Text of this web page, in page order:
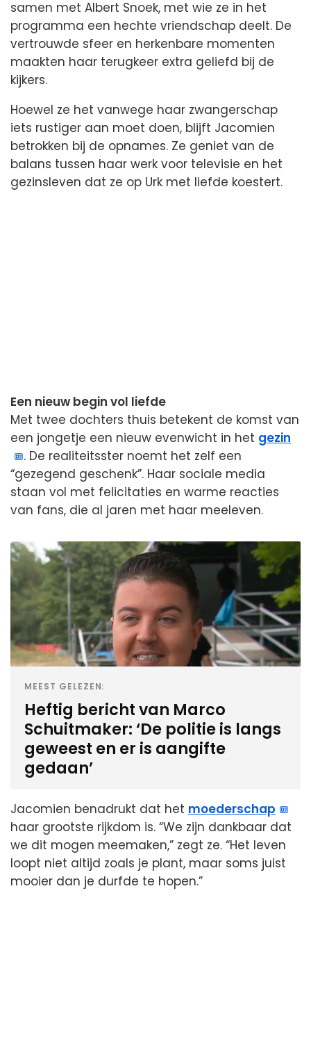
samen met Albert Snoek, met wie ze in het
programma een hechte vriendschap deelt. De
vertrouwde sfeer en herkenbare momenten
maakten haar terugkeer extra geliefd bij de
kijkers.
Hoewel ze het vanwege haar zwangerschap
iets rustiger aan moet doen, blijft Jacomien
betrokken bij de opnames. Ze geniet van de
balans tussen haar werk voor televisie en het
gezinsleven dat ze op Urk met liefde koestert.
Een nieuw begin vol liefde
Met twee dochters thuis betekent de komst van
een jongetje een nieuw evenwicht in het gezin
. De realiteitsster noemt het zelf een
“gezegend geschenk”. Haar sociale media
staan vol met felicitaties en warme reacties
van fans, die al jaren met haar meeleven.
MEEST GELEZEN:
Heftig bericht van Marco
Schuitmaker: ‘De politie is langs
geweest en er is aangifte
gedaan’
Jacomien benadrukt dat het moederschap
haar grootste rijkdom is. “We zijn dankbaar dat
we dit mogen meemaken,” zegt ze. “Het leven
loopt niet altijd zoals je plant, maar soms juist
mooier dan je durfde te hopen.”